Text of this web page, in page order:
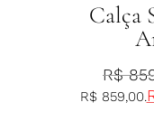
Calça
R$
R$ 859,00.